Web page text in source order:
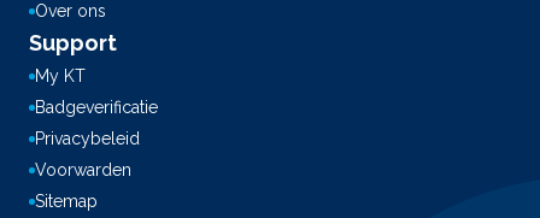
Over ons
Support
My KT
Badgeverificatie
Privacybeleid
Voorwarden
Sitemap